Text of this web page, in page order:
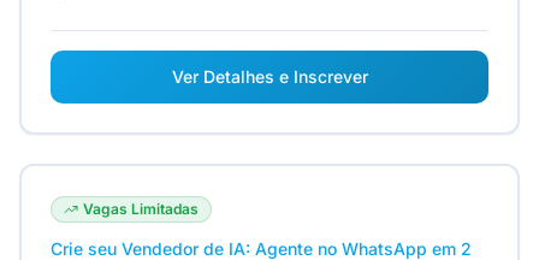
Ver Detalhes e Inscrever
Vagas Limitadas
Crie seu Vendedor de IA: Agente no WhatsApp em 2